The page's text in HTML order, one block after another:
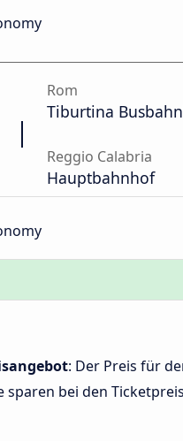
Rom
Tiburtina
Reggio Calabria
Hauptbahnhof
: Der Preis für
sparen bei den